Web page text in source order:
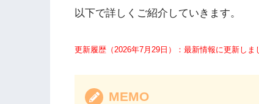
以下で詳しくご紹介していきます。
更新履歴（2026年7月29日）：最新情報に更新しま
MEMO